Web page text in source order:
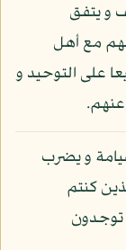
و يتفق
مع أهل
على التوحيد و
و يضرب
كنتم